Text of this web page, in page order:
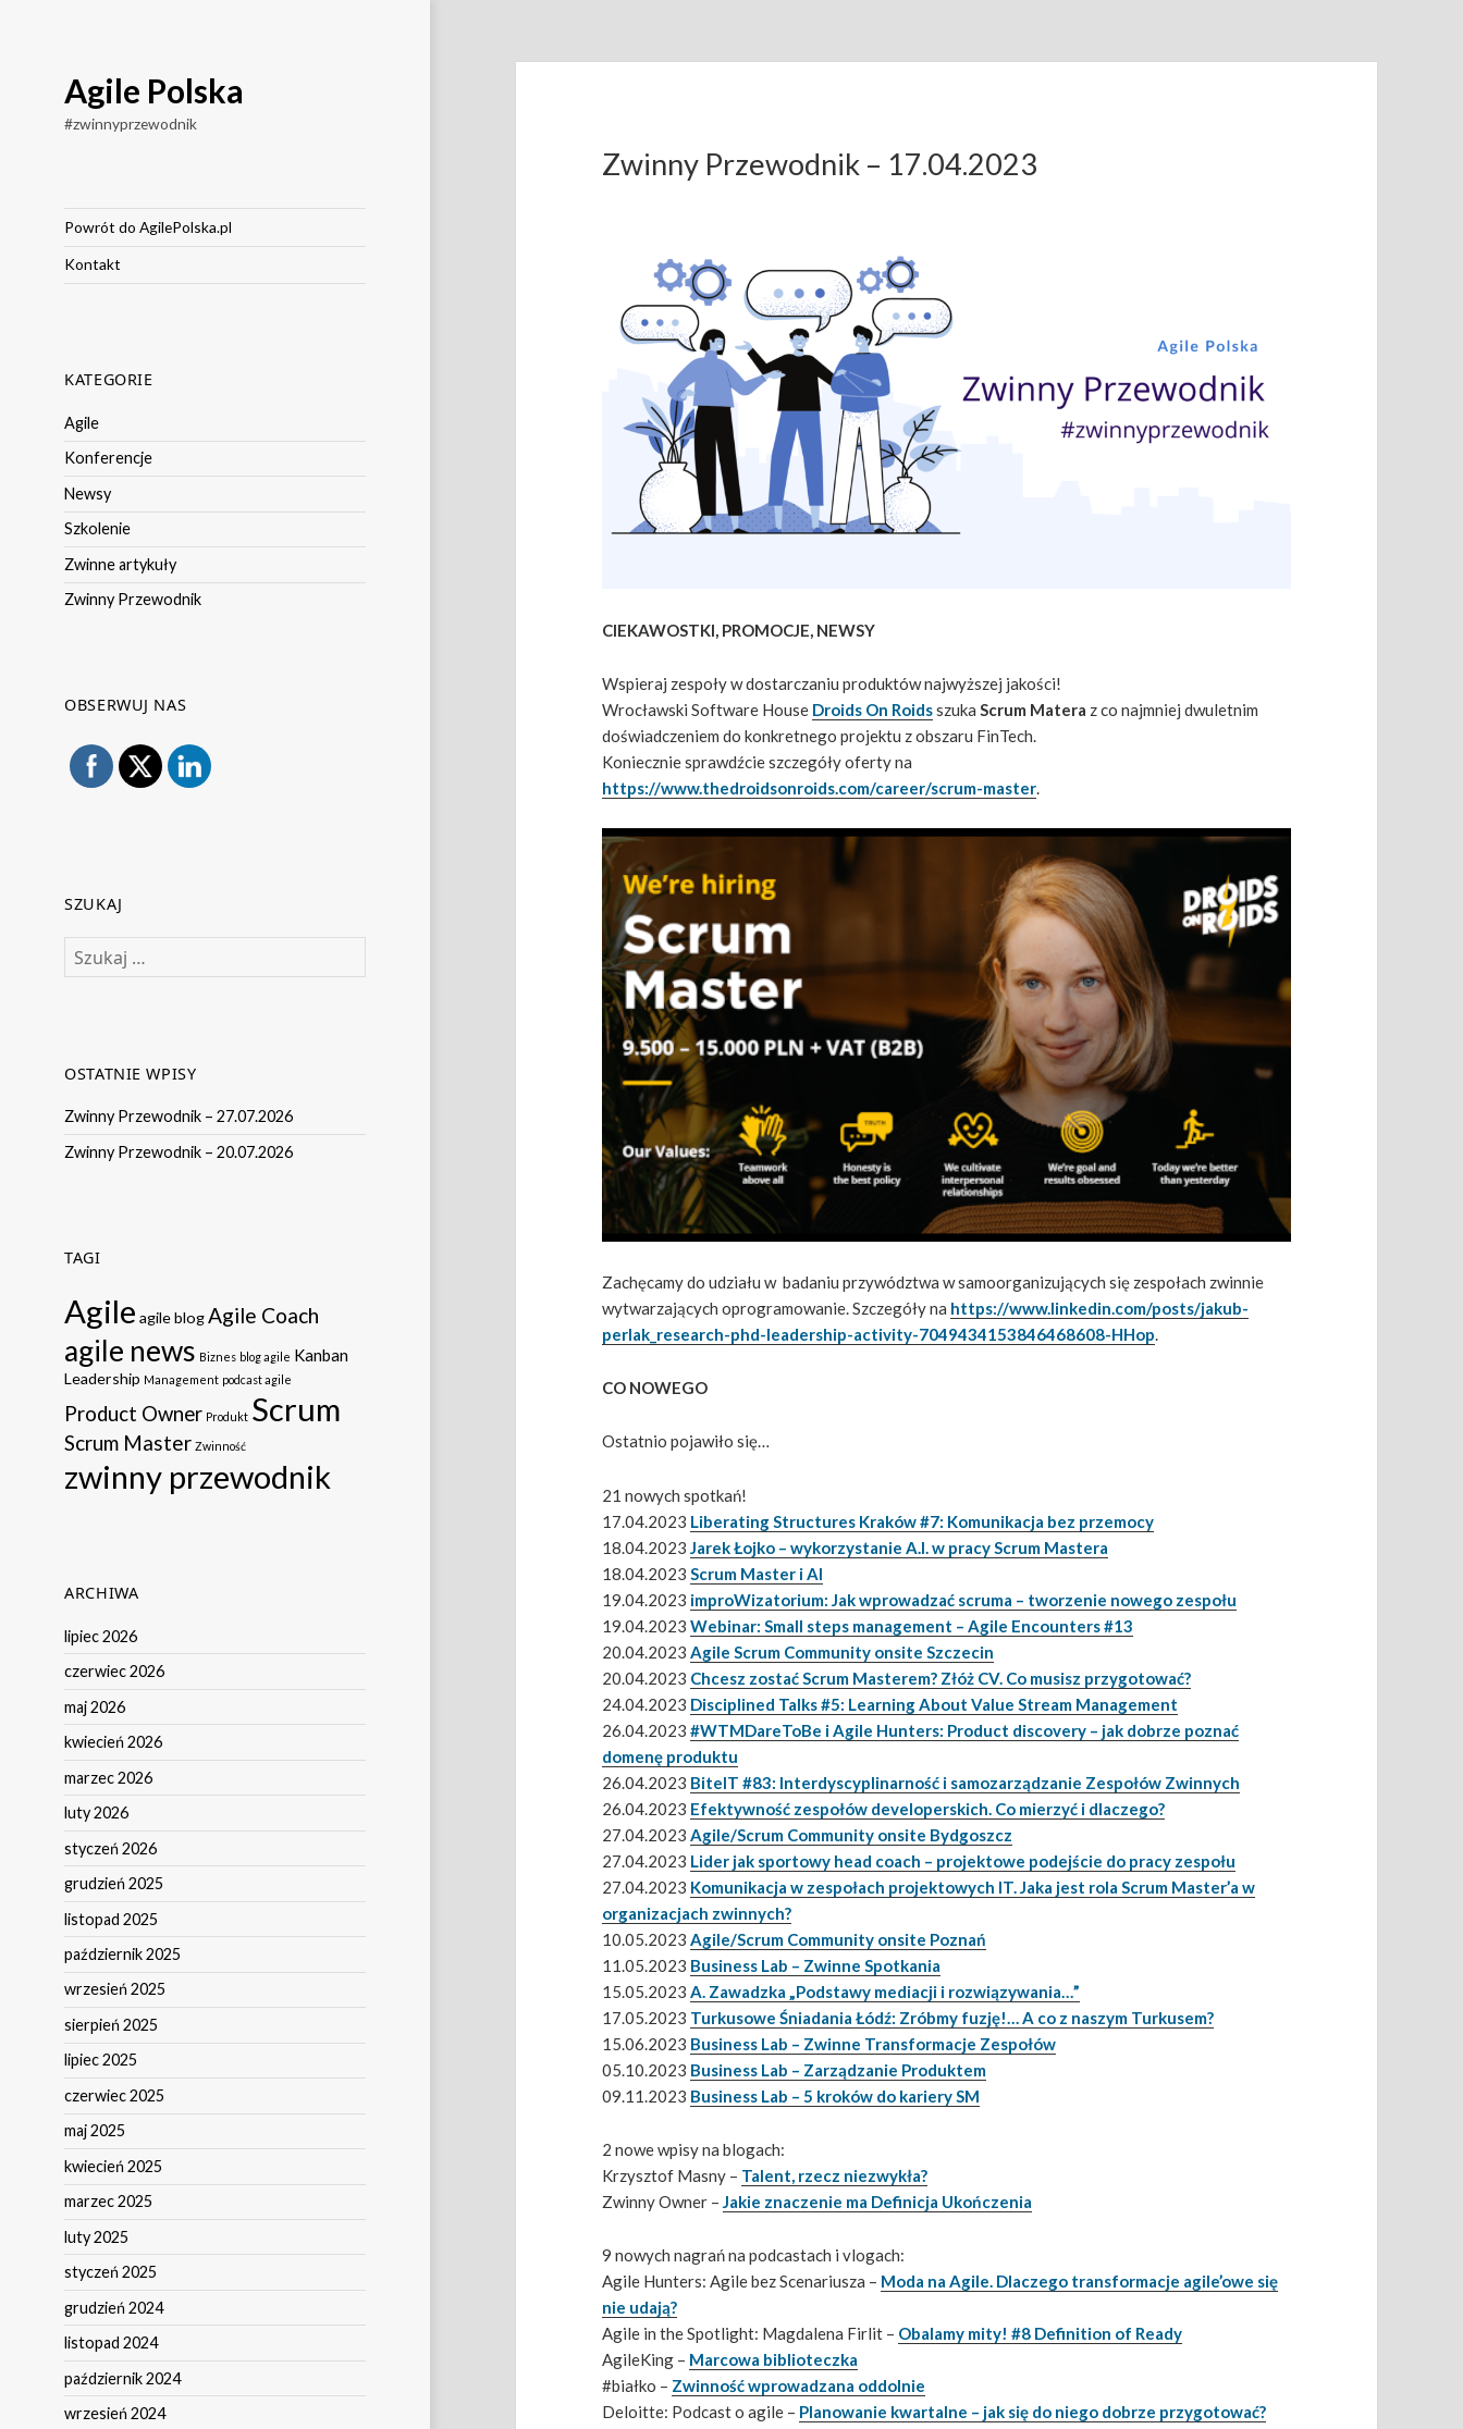
Agile Polska
#zwinnyprzewodnik
Powrót do AgilePolska.pl
Kontakt
KATEGORIE
Agile
Konferencje
Newsy
Szkolenie
Zwinne artykuły
Zwinny Przewodnik
OBSERWUJ NAS
SZUKAJ
OSTATNIE WPISY
Zwinny Przewodnik – 27.07.2026
Zwinny Przewodnik – 20.07.2026
TAGI
Agile agile blogAgile Coach
agile news Biznes blog agile Kanban
Leadership Management podcast agile
Product Owner Produkt Scrum
Scrum Master Zwinność
zwinny przewodnik
ARCHIWA
lipiec 2026
czerwiec 2026
maj 2026
kwiecień 2026
marzec 2026
luty 2026
styczeń 2026
grudzień 2025
listopad 2025
październik 2025
wrzesień 2025
sierpień 2025
lipiec 2025
czerwiec 2025
maj 2025
kwiecień 2025
marzec 2025
luty 2025
styczeń 2025
grudzień 2024
listopad 2024
październik 2024
wrzesień 2024
Zwinny Przewodnik – 17.04.2023
CIEKAWOSTKI, PROMOCJE, NEWSY
Wspieraj zespoły w dostarczaniu produktów najwyższej jakości!
Wrocławski Software House Droids On RoidsszukaScrum Matera z co najmniej dwuletnim
doświadczeniem do konkretnego projektu z obszaru FinTech.
Koniecznie sprawdźcie szczegóły oferty na
https://www.thedroidsonroids.com/career/scrum-master.
Zachęcamy do udziału w badaniu przywództwa w samoorganizujących się zespołach zwinnie
wytwarzających oprogramowanie. Szczegóły na https://www.linkedin.com/posts/jakub-
perlak_research-phd-leadership-activity-7049434153846468608-HHop.
CO NOWEGO
Ostatnio pojawiło się…
21 nowych spotkań!
17.04.2023 Liberating Structures Kraków #7: Komunikacja bez przemocy
18.04.2023Jarek Łojko – wykorzystanie A.I. w pracy Scrum Mastera
18.04.2023Scrum Master i AI
19.04.2023 improWizatorium: Jak wprowadzać scruma – tworzenie nowego zespołu
19.04.2023Webinar: Small steps management – Agile Encounters #13
20.04.2023Agile Scrum Community onsite Szczecin
20.04.2023 Chcesz zostać Scrum Masterem? Złóż CV. Co musisz przygotować?
24.04.2023 Disciplined Talks #5: Learning About Value Stream Management
26.04.2023#WTMDareToBe i Agile Hunters: Product discovery – jak dobrze poznać
domenę produktu
26.04.2023 BiteIT #83: Interdyscyplinarność i samozarządzanie Zespołów Zwinnych
26.04.2023 Efektywność zespołów developerskich. Co mierzyć i dlaczego?
27.04.2023Agile/Scrum Community onsite Bydgoszcz
27.04.2023 Lider jak sportowy head coach – projektowe podejście do pracy zespołu
27.04.2023 Komunikacja w zespołach projektowych IT. Jaka jest rola Scrum Master’a w
organizacjach zwinnych?
10.05.2023Agile/Scrum Community onsite Poznań
11.05.2023 Business Lab – Zwinne Spotkania
15.05.2023A. Zawadzka „Podstawy mediacji i rozwiązywania…”
17.05.2023 Turkusowe Śniadania Łódź: Zróbmy fuzję!… A co z naszym Turkusem?
15.06.2023 Business Lab – Zwinne Transformacje Zespołów
05.10.2023 Business Lab – Zarządzanie Produktem
09.11.2023 Business Lab – 5 kroków do kariery SM
2 nowe wpisy na blogach:
Krzysztof Masny – Talent, rzecz niezwykła?
Zwinny Owner –Jakie znaczenie ma Definicja Ukończenia
9 nowych nagrań na podcastach i vlogach:
Agile Hunters: Agile bez Scenariusza – Moda na Agile. Dlaczego transformacje agile’owe się
nie udają?
Agile in the Spotlight: Magdalena Firlit – Obalamy mity! #8 Definition of Ready
AgileKing – Marcowa biblioteczka
#białko – Zwinność wprowadzana oddolnie
Deloitte: Podcast o agile – Planowanie kwartalne – jak się do niego dobrze przygotować?